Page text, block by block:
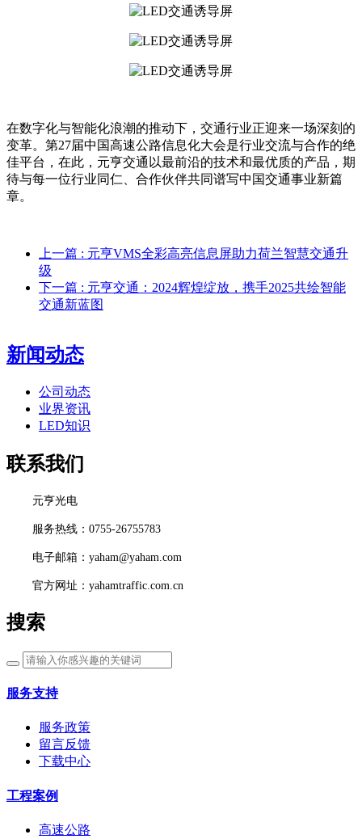
在数字化与智能化浪潮的推动下，交通行业正迎来一场深刻的
变革。第27届中国高速公路信息化大会是行业交流与合作的绝
佳平台，在此，元亨交通以最前沿的技术和最优质的产品，期
待与每一位行业同仁、合作伙伴共同谱写中国交通事业新篇
章。
上一篇 : 元亨VMS全彩高亮信息屏助力荷兰智慧交通升
级
下一篇 : 元亨交通：2024辉煌绽放，携手2025共绘智能
交通新蓝图
新闻动态
公司动态
业界资讯
LED知识
联系我们
元亨光电
服务热线：0755-26755783
电子邮箱：yaham@yaham.com
官方网址：yahamtraffic.com.cn
搜索
服务支持
服务政策
留言反馈
下载中心
工程案例
高速公路